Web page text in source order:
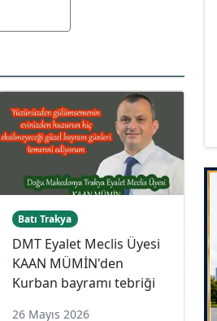
Batı Trakya
DMT Eyalet Meclis Üyesi
KAAN MÜMİN'den
Kurban bayramı tebriği
26 Mayıs 2026